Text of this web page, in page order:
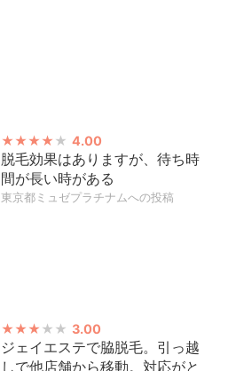
4.00
脱毛効果はありますが、待ち時
間が長い時がある
東京都ミュゼプラチナムへの投稿
3.00
ジェイエステで脇脱毛。引っ越
しで他店舗から移動。対応がと